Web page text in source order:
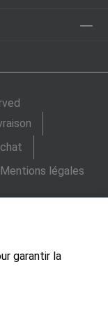
Mentions légales
garantir la